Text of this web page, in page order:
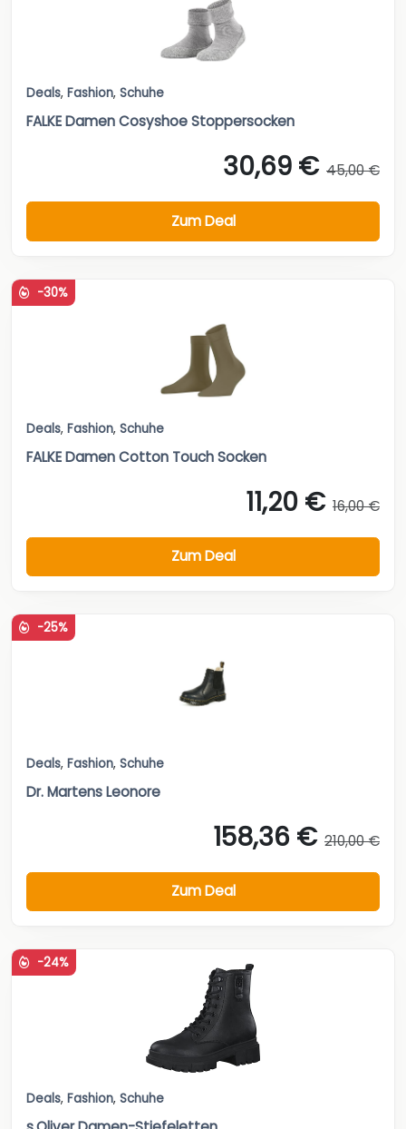
Deals, Fashion, Schuhe
FALKE Damen Cosyshoe Stoppersocken
30,69 € 45,00 €
Zum Deal
-30%
Deals, Fashion, Schuhe
FALKE Damen Cotton Touch Socken
11,20 € 16,00 €
Zum Deal
-25%
Deals, Fashion, Schuhe
Dr. Martens Leonore
158,36 € 210,00 €
Zum Deal
-24%
Deals, Fashion, Schuhe